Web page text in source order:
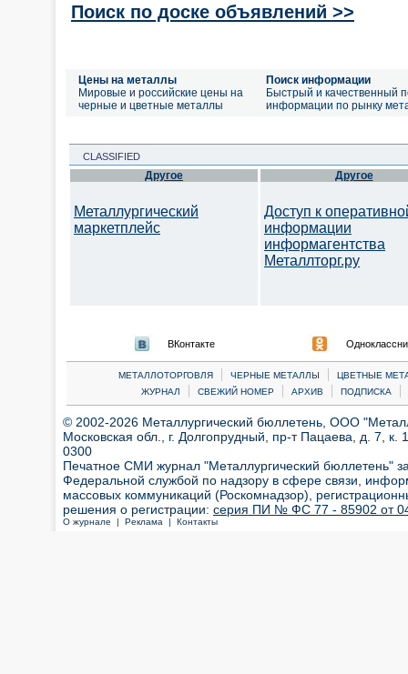
Поиск по доске объявлений >>
Цены на металлы
Мировые и российские цены на
черные и цветные металлы
Поиск информации
Быстрый и качественный
информации по рынку
CLASSIFIED
Другое
Металлургический
маркетплейс
Другое
Доступ к
информации
информагентства
Металлторг.ру
ВКонтакте
МЕТАЛЛОТОРГОВЛЯ | ЧЕРНЫЕ МЕТАЛЛЫ |
ЦВЕТНЫЕ
ЖУРНАЛ
| СВЕЖИЙ НОМЕР | АРХИВ | ПОДПИСКА |
© 2002-2026 Металлургический бюллетень, ООО
Московская обл., г. Долгопрудный, пр-т Пацаева, д. 7,
0300
Печатное СМИ журнал "Металлургический бюллетень"
Федеральной службой по надзору в сфере связи,
массовых коммуникаций (Роскомнадзор),
решения о регистрации: серия ПИ № ФС 77 - 85902 от 04
О журнале | Реклама | Контакты